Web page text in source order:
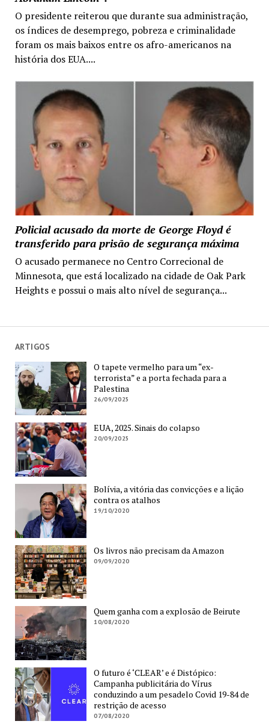
O presidente reiterou que durante sua administração,
os índices de desemprego, pobreza e criminalidade
foram os mais baixos entre os afro-americanos na
história dos EUA....
Policial acusado da morte de George Floyd é
transferido para prisão de segurança máxima
O acusado permanece no Centro Correcional de
Minnesota, que está localizado na cidade de Oak Park
Heights e possui o mais alto nível de segurança...
ARTIGOS
O tapete vermelho para um “ex-
terrorista” e a porta fechada para a
Palestina
26/09/2025
EUA, 2025. Sinais do colapso
20/09/2025
Bolívia, a vitória das convicções e a lição
contra os atalhos
19/10/2020
Os livros não precisam da Amazon
09/09/2020
Quem ganha com a explosão de Beirute
10/08/2020
O futuro é ‘CLEAR’ e é Distópico:
Campanha publicitária do Vírus
conduzindo a um pesadelo Covid 19-84 de
restrição de acesso
07/08/2020